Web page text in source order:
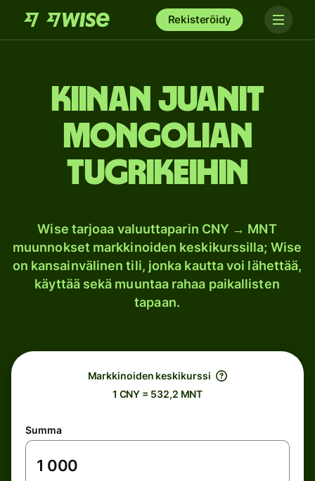
Rekisteröidy
Kiinan juanit
Mongolian
tugrikeihin
Wise tarjoaa valuuttaparin CNY → MNT
muunnokset markkinoiden keskikurssilla; Wise
on kansainvälinen tili, jonka kautta voi lähettää,
käyttää sekä muuntaa rahaa paikallisten
tapaan.
Markkinoiden keskikurssi
1 CNY = 532,2 MNT
Summa